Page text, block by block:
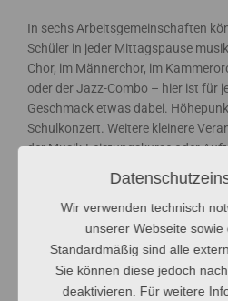
In sechs Arbeitsgemeinschaften
Schüler in jeder Mittagspause
Chor, im Männerchor, im
oder der Jazz-Combo – hier ist für
Geschmack etwas dabei.
Schulkonzert. Weitere kleinere
der Musik-Leistungskurse oder
GOS Chor
Wir verwenden technisch
unserer Webseite sowie
Standardmäßig sind alle
Sie können diese jedoch
deaktivieren. Für weitere